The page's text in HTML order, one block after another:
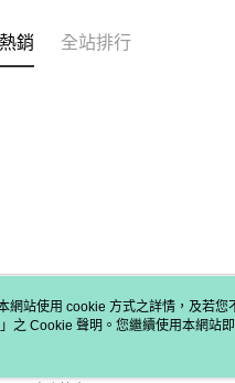
銷 全站排行
關於我們
網站使用 cookie 方式之詳情，及若
」之 Cookie 聲明。您繼續使用本網站